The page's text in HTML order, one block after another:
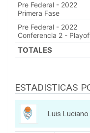
Pre Federal - 2022
Primera Fase
Pre Federal - 2022
Conferencia 2 -
TOTALES
ESTADISTICAS
Luis Luciano